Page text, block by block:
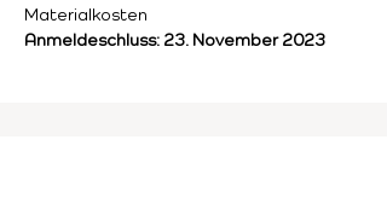
Materialkosten
Anmeldeschluss: 23. November 2023